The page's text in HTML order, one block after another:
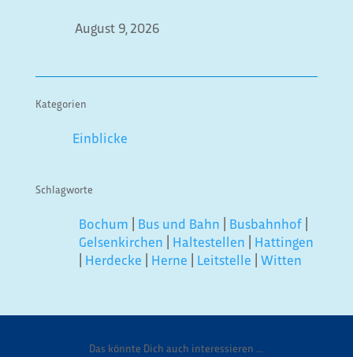
August 9, 2026
Kategorien
Einblicke
Schlagworte
Bochum | Bus und Bahn | Busbahnhof|
Gelsenkirchen | Haltestellen | Hattingen
| Herdecke | Herne | Leitstelle | Witten
Das könnte Dich auch interessieren ...